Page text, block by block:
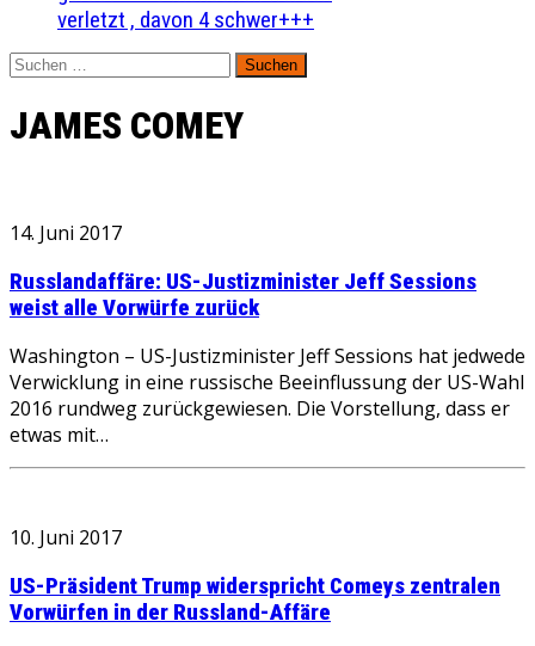
verletzt , davon 4 schwer+++
Suchen
nach:
JAMES COMEY
14. Juni 2017
Russlandaffäre: US-Justizminister Jeff Sessions
weist alle Vorwürfe zurück
Washington – US-Justizminister Jeff Sessions hat jedwede
Verwicklung in eine russische Beeinflussung der US-Wahl
2016 rundweg zurückgewiesen. Die Vorstellung, dass er
etwas mit…
10. Juni 2017
US-Präsident Trump widerspricht Comeys zentralen
Vorwürfen in der Russland-Affäre